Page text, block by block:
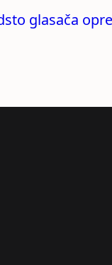
glasača